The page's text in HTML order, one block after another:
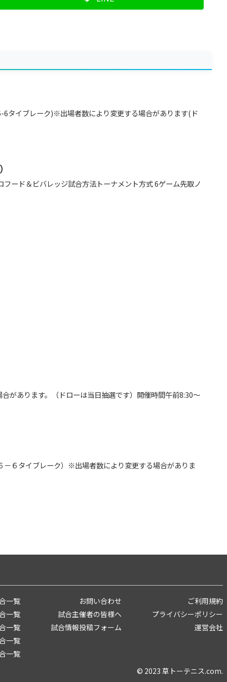
タイブレーク)※出場者数により変更する場合があります(ド
ード＆ビバレッジ試合方法トーナメント方式 6ゲーム先取ノ
があります。（ドローは当日抽選です）開催時間午前8:30～
６タイブレーク）※出場者数により変更する場合がありま
一覧
一覧
一覧
一覧
一覧
お問い合わせ
試合主催者の皆様へ
試合情報投稿フォーム
ご利用規約
プライバシーポリシー
運営会社
© 2023 草トーテニス.com.